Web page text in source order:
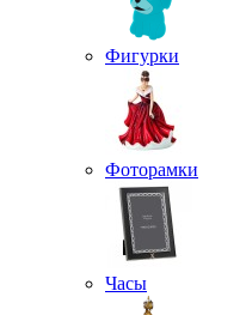
Фигурки
Фоторамки
Часы